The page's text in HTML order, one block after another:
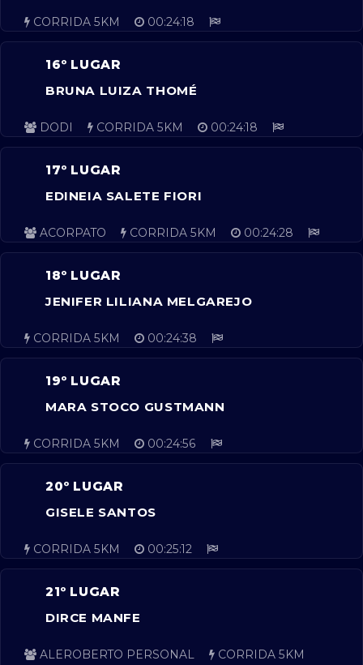
CORRIDA 5KM 00:24:18
16º LUGAR
BRUNA LUIZA THOMÉ
DODI CORRIDA 5KM 00:24:18
17º LUGAR
EDINEIA SALETE FIORI
ACORPATO CORRIDA 5KM 00:24:28
18º LUGAR
JENIFER LILIANA MELGAREJO
CORRIDA 5KM 00:24:38
19º LUGAR
MARA STOCO GUSTMANN
CORRIDA 5KM 00:24:56
20º LUGAR
GISELE SANTOS
CORRIDA 5KM 00:25:12
21º LUGAR
DIRCE MANFE
ALEROBERTO PERSONAL CORRIDA 5KM